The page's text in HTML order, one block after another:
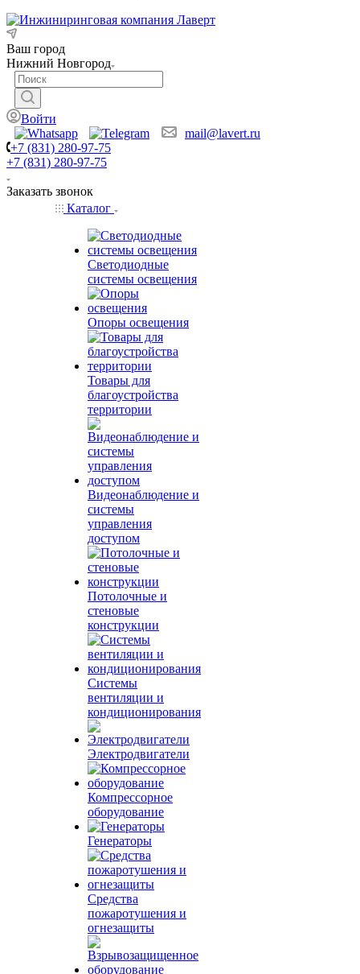
Ваш город
Нижний Новгород
Войти
mail@lavert.ru
+7 (831) 280-97-75
+7 (831) 280-97-75
Заказать звонок
Каталог
Светодиодные
системы освещения
Опоры освещения
Товары для
благоустройства
территории
Видеонаблюдение и
системы
управления
доступом
Потолочные и
стеновые
конструкции
Системы
вентиляции и
кондиционирования
Электродвигатели
Компрессорное
оборудование
Генераторы
Средства
пожаротушения и
огнезащиты